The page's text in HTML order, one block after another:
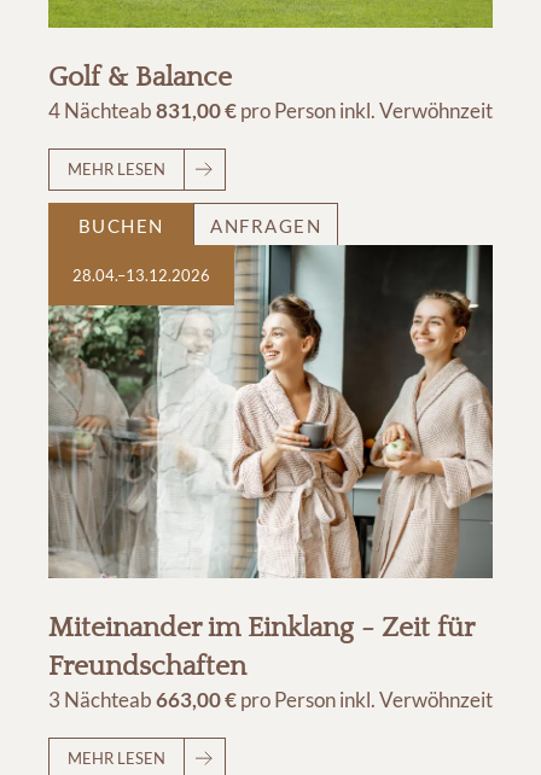
Golf & Balance
4 Nächteab831,00 €pro Personinkl. Verwöhnzeit
MEHR LESEN
BUCHEN ANFRAGEN
28.04.–13.12.2026
Miteinander im Einklang - Zeit für
Freundschaften
3 Nächteab663,00 €pro Personinkl. Verwöhnzeit
MEHR LESEN